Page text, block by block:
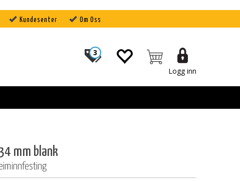
Kundesenter Om Oss
Logg inn
3
mm blank